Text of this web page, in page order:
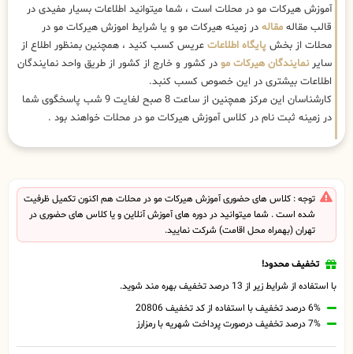
آموزش هیرکات مو در محلات است ، شما میتوانید اطلاعات بسیار مفیدی در
قالب مقاله مقاله در زمینه هیرکات مو و یا شرایط اموزش هیرکات مو در
محلات از بخش پایگاه اطلاعات عریس کسب کنید ، همچنین بمنظور اطلاع از
سایرنمایندگان هیرکات مو در کشور و خارج از کشور از طریق واحد نمایندگان
اطلاعات بیشتری در این خصوص کسب کنبد.
کارشناسان این مرکز همچنین از ساعت 8 صبح لغایت 9 شب پاسخگوی شما
در زمینه ثبت نام در کلاس آموزش هیرکات مو در محلات خواهند بود .
توجه : کلاس های حضوری آموزش هیرکات مو در محلات هم اکنون تکمیل ظرفیت
شده است . شما میتوانید در دوره های آموزش آنلاین و یا کلاس های حضوری در
تهران (بهمراه محل اقامت) شرکت نمایید.
تخفیف محدود!
با استفاده از شرایط زیر از 13 درصد تخفیف بهره مند شوید.
6% درصد تخفیف با استفاده از کد تخفیف 20806
7% درصد تخفیف درصورت پرداخت شهریه با رمزارز